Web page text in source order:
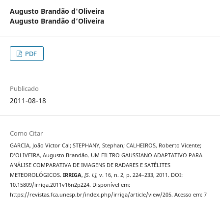
Augusto Brandão d'Oliveira
Augusto Brandão d’Oliveira
PDF
Publicado
2011-08-18
Como Citar
GARCIA, João Victor Cal; STEPHANY, Stephan; CALHEIROS, Roberto Vicente;
D’OLIVEIRA, Augusto Brandão. UM FILTRO GAUSSIANO ADAPTATIVO PARA
ANÁLISE COMPARATIVA DE IMAGENS DE RADARES E SATÉLITES
METEOROLÓGICOS. IRRIGA, [S. l.], v. 16, n. 2, p. 224–233, 2011. DOI:
10.15809/irriga.2011v16n2p224. Disponível em:
https://revistas.fca.unesp.br/index.php/irriga/article/view/205. Acesso em: 7